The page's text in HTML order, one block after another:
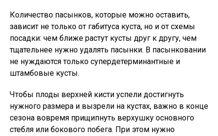
Количество пасынков, которые можно оставить,
зависит не только от габитуса куста, но и от схемы
посадки: чем ближе растут кусты друг к другу, чем
тщательнее нужно удалять пасынки. В пасынковании
не нуждаются только супердетерминантные и
штамбовые кусты.
Чтобы плоды верхней кисти успели достигнуть
нужного размера и вызрели на кустах, важно в конце
сезона вовремя прищипнуть верхушку основного
стебля или бокового побега. При этом нужно